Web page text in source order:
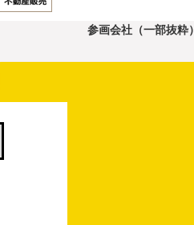
参画会社（一部抜粋）